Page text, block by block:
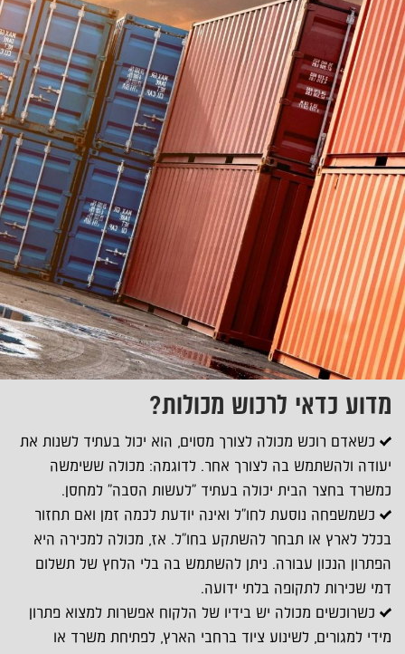
מדוע כדאי לרכוש מכולות?
כשאדם רוכש מכולה לצורך מסוים, הוא יכול בעתיד לשנות את
יעודה ולהשתמש בה לצורך אחר. לדוגמה: מכולה ששימשה
כמשרד בחצר הבית יכולה בעתיד "לעשות הסבה" למחסן.
כשמשפחה נוסעת לחו"ל ואינה יודעת לכמה זמן ואם תחזור
בכלל לארץ או תבחר להשתקע בחו"ל. אז, מכולה למכירה היא
הפתרון הנכון עבורה. ניתן להשתמש בה בלי הלחץ של תשלום
דמי שכירות לתקופה בלתי ידועה.
כשרוכשים מכולה יש בידיו של הלקוח אפשרות למצוא פתרון
מידי למגורים, לשינוע ציוד ברחבי הארץ, לפתיחת משרד או